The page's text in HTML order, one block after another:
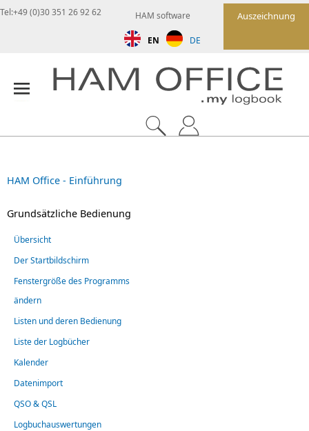
Auszeichnung
HAM software
EN DE
Tel:+49 (0)30 351 26 92 62
HAM Office - Einführung
Grundsätzliche Bedienung
Übersicht
Der Startbildschirm
Fenstergröße des Programms
ändern
Listen und deren Bedienung
Liste der Logbücher
Kalender
Datenimport
QSO & QSL
Logbuchauswertungen